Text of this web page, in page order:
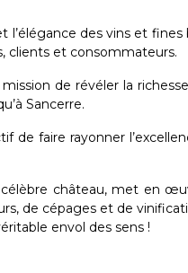
l’élégance des vins et fines
clients et consommateurs.
de révéler la
Sancerre.
de faire rayonner
célèbre château, met en
de cépages et de
envol des sens !